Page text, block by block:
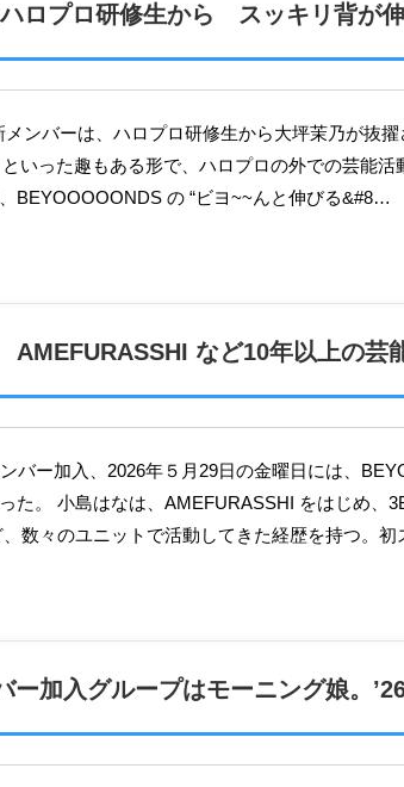
ロプロ研修生から スッキリ背が
いった趣もある形で、ハロプロの外での芸能
BEYOOOOONDS の “ビヨ~~んと伸びる&#8…
など10年以上の芸
た。 小島はなは、AMEFURASSHI をはじめ、
数々のユニットで活動してきた経歴を持つ。
加入グループはモーニング娘。